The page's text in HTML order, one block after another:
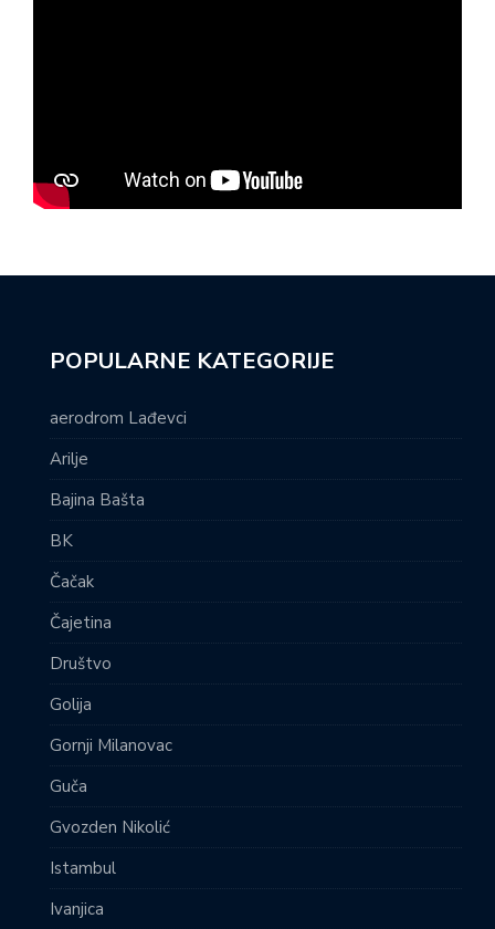
POPULARNE KATEGORIJE
aerodrom Lađevci
Arilje
Bajina Bašta
BK
Čačak
Čajetina
Društvo
Golija
Gornji Milanovac
Guča
Gvozden Nikolić
Istambul
Ivanjica